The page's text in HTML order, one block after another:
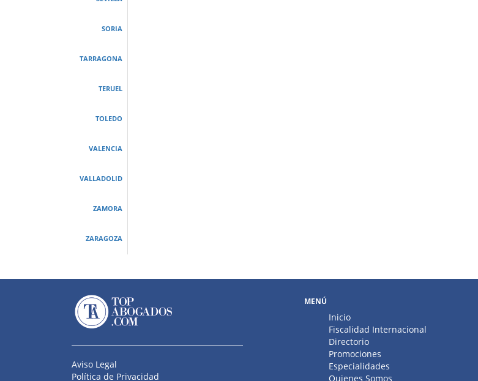
SORIA
TARRAGONA
TERUEL
TOLEDO
VALENCIA
VALLADOLID
ZAMORA
ZARAGOZA
Aviso Legal
Política de Privacidad
MENÚ
Inicio
Fiscalidad Internacional
Directorio
Promociones
Especialidades
Quienes Somos